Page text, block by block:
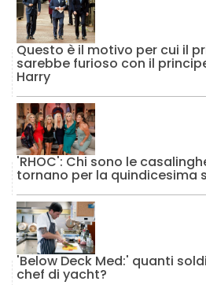
Questo è il motivo per cui il
sarebbe furioso con il
Harry
'RHOC': Chi sono le
tornano per la quindicesima
'Below Deck Med:' quanti
chef di yacht?